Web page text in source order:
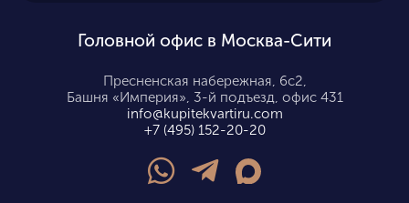
Головной офис в Москва-Сити
Пресненская набережная, 6с2,
Башня «Империя», 3-й подъезд, офис 431
info@kupitekvartiru.com
+7 (495) 152-20-20